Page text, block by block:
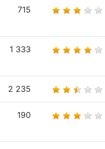
715
1 333
2 235
190